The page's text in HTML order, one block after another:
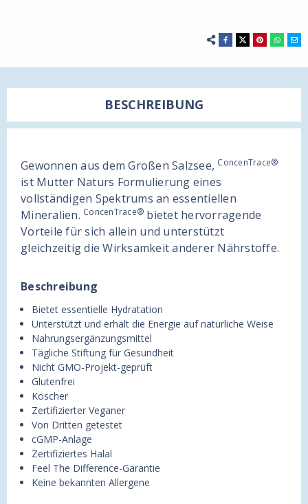
BESCHREIBUNG
Gewonnen aus dem Großen Salzsee, ConcenTrace®
ist Mutter Naturs Formulierung eines
vollständigen Spektrums an essentiellen
Mineralien. ConcenTrace® bietet hervorragende
Vorteile für sich allein und unterstützt
gleichzeitig die Wirksamkeit anderer Nährstoffe.
Beschreibung
Bietet essentielle Hydratation
Unterstützt und erhält die Energie auf natürliche Weise
Nahrungsergänzungsmittel
Tägliche Stiftung für Gesundheit
Nicht GMO-Projekt-geprüft
Glutenfrei
Koscher
Zertifizierter Veganer
Von Dritten getestet
cGMP-Anlage
Zertifiziertes Halal
Feel The Difference-Garantie
Keine bekannten Allergene